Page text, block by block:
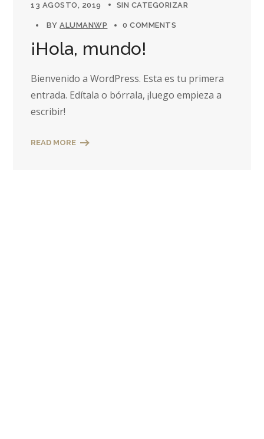
13 AGOSTO, 2019 SIN CATEGORIZAR
BYALUMANWP 0 COMMENTS
¡Hola, mundo!
Bienvenido a WordPress. Esta es tu primera
entrada. Edítala o bórrala, ¡luego empieza a
escribir!
READ MORE